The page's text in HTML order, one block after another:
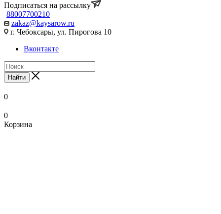
Подписаться на рассылку
88007700210
zakaz@kaysarow.ru
г. Чебоксары, ул. Пирогова 10
Вконтакте
Найти
0
0
Корзина